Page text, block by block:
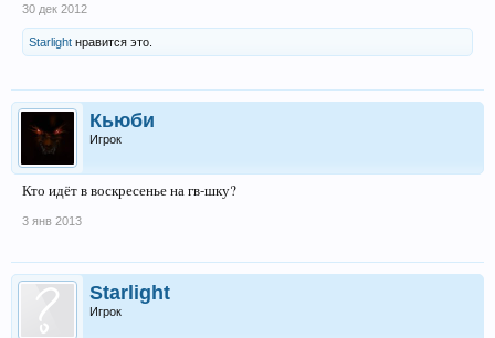
30 дек 2012
Starlight нравится это.
Кьюби
Игрок
Кто идёт в воскресенье на гв-шку?
3 янв 2013
Starlight
Игрок